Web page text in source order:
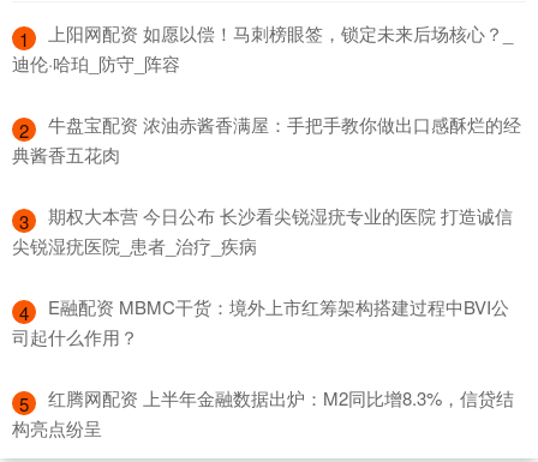
1
​上阳网配资 如愿以偿！马刺榜眼签，锁定未来后场核心？_
迪伦·哈珀_防守_阵容
2
​牛盘宝配资 浓油赤酱香满屋：手把手教你做出口感酥烂的经
典酱香五花肉
3
​期权大本营 今日公布 长沙看尖锐湿疣专业的医院 打造诚信
尖锐湿疣医院_患者_治疗_疾病
4
​E融配资 MBMC干货：境外上市红筹架构搭建过程中BVI公
司起什么作用？
5
​红腾网配资 上半年金融数据出炉：M2同比增8.3%，信贷结
构亮点纷呈